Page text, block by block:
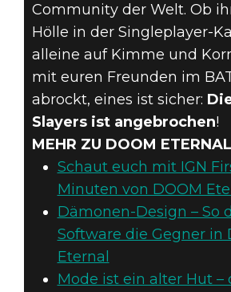
Community der Welt. Ob
Hölle in der Singleplayer-
alleine auf Kimme und
mit euren Freunden im
abrockt, eines ist sicher:
Slayers ist angebrochen!
MEHR ZU DOOM
Schaut euch mit IGN
Minuten von DOOM
Dämonen-Design – So
Software die Gegner in
Eternal
Mode ist ein alter Hut –